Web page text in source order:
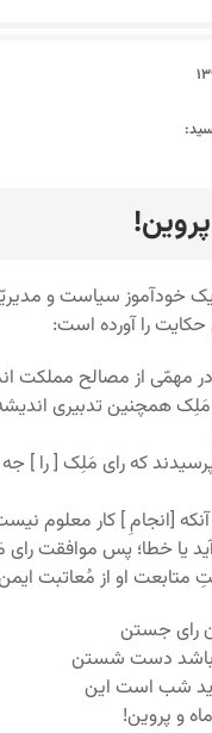
خودآموز سیاست و
را آورده است:
در مهمّی از مصالح مملکت
همچنین تدبیری
که رای مَلِک [ را ]
[انجامِ ] کار معلوم
یا خطا؛ پس موافقت رای
متابعت او از مُعاتبت
رای جستن
دست شستن
شب است این
و پروین!